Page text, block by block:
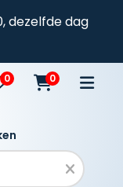
dezelfde dag
0 0